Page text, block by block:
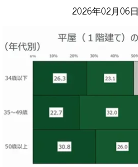
2026年02月06日